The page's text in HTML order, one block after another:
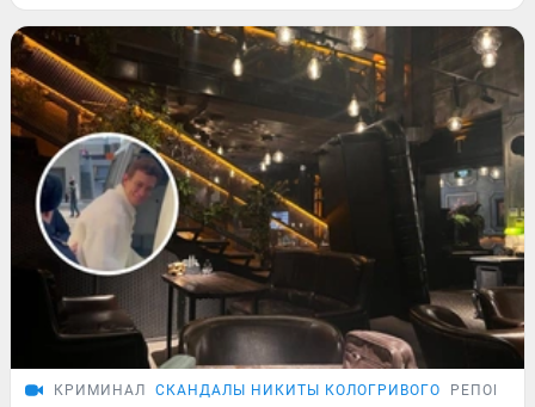
КРИМИНАЛ СКАНДАЛЫ НИКИТЫ КОЛОГРИВОГО